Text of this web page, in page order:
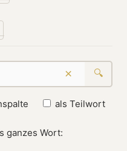
× 🔍
als Teilwort
ganzes Wort: